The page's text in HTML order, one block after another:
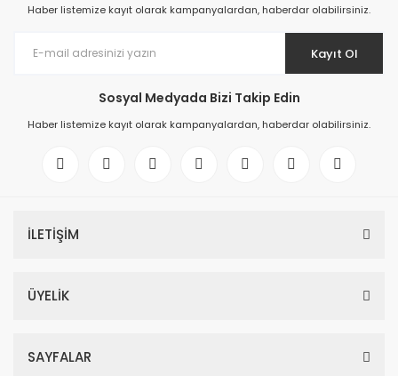
Haber listemize kayıt olarak kampanyalardan, haberdar olabilirsiniz.
Kayıt Ol
Sosyal Medyada Bizi Takip Edin
Haber listemize kayıt olarak kampanyalardan, haberdar olabilirsiniz.
İLETİŞİM
ÜYELİK
SAYFALAR